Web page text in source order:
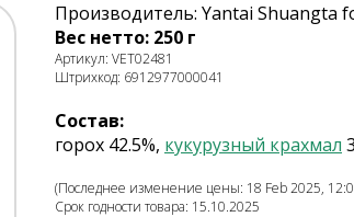
Производитель: Yantai Shuangta
Вес нетто: 250 г
Артикул: VET02481
Штрихкод: 6912977000041
Состав:
горох 42.5%, кукурузный крахмал
(Последнее изменение цены: 18 Feb 2025,
Срок годности товара: 15.10.2025